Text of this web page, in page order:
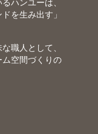
ハンユーは、
を生み出す」
職人として、
空間づくりの